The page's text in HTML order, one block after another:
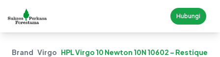
Hubungi
Brand Virgo HPL Virgo 10 Newton 10N 10602 – Restique